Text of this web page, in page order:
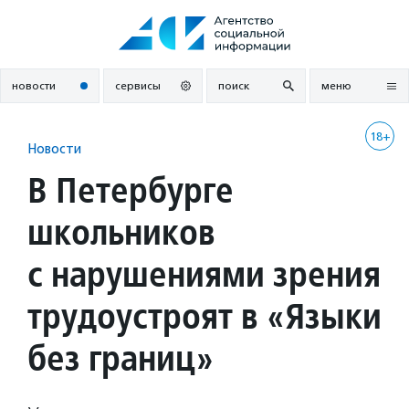
новости сервисы поиск меню
18+
Новости
В Петербурге
школьников
с нарушениями зрения
трудоустроят в «Языки
без границ»